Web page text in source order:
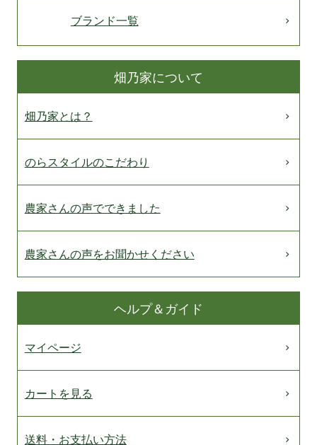
ブランド一覧
畑乃家について
畑乃家とは？
のらスタイルのこだわり
農家さんの声でできました
農家さんの声をお聞かせください
ヘルプ＆ガイド
マイページ
カートを見る
送料・お支払い方法